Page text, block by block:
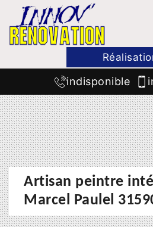
indisponible
Artisan peintre
Marcel Paulel